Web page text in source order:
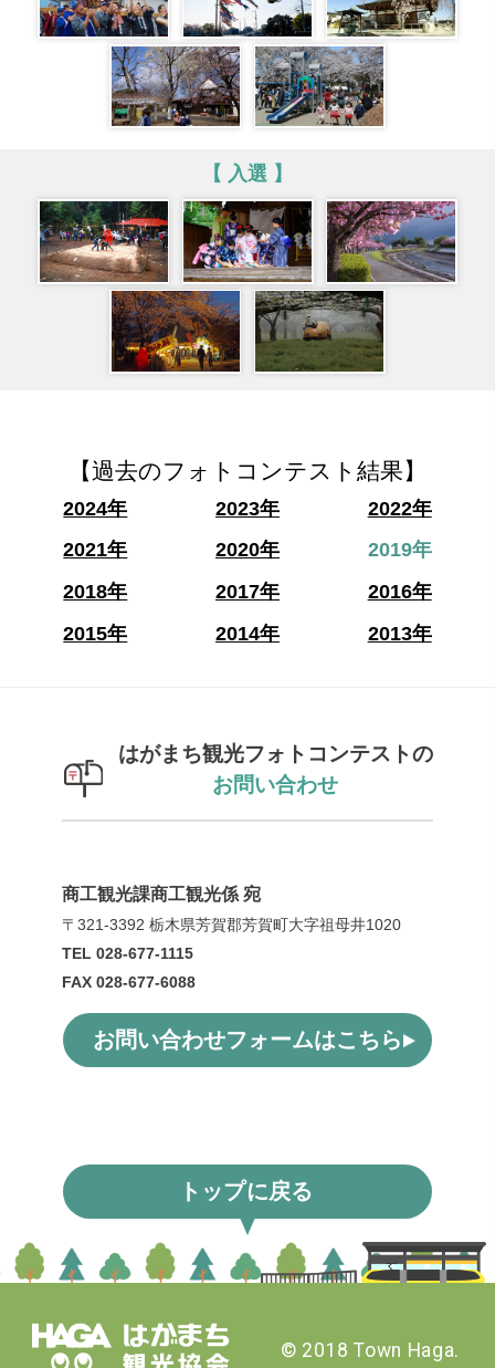
【 入選 】
【過去のフォトコンテスト結果】
2024年 2023年
2022年
2021年
2020年
2019年
2018年
2017年
2016年
2015年
2014年 2013年
はがまち観光フォトコンテストの
お問い合わせ
商工観光課商工観光係 宛
〒321-3392 栃木県芳賀郡芳賀町大字祖母井1020
TEL 028-677-1115
FAX 028-677-6088
お問い合わせフォームはこちら
トップに戻る
© 2018 Town Haga.